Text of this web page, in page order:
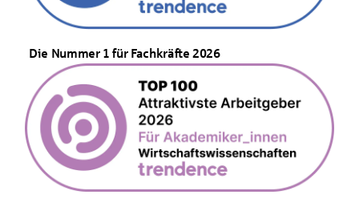
Die Nummer 1 für Fachkräfte 2026